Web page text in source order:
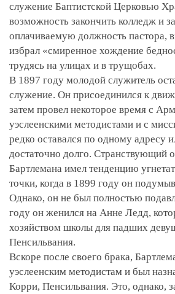
служение Баптистской Церковью
возможность закончить колледж и
оплачиваемую должность пастора,
избрал «смиренное хождение
трудясь на улицах и в трущобах.
В 1897 году молодой служитель
служение. Он присоединился к
затем провел некоторое время с
уэслеенскими методистами и с
редко оставался по одному адресу
достаточно долго. Странствующий
Бартлемана имел тенденцию
точки, когда в 1899 году он
Однако, он не был полностью
году он женился на Анне Ледд,
хозяйством школы для падших
Пенсильвания.
Вскоре после своего брака,
уэслеенским методистам и был
Корри, Пенсильвания. Это, однако,